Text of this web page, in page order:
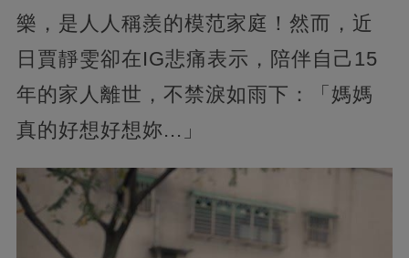
樂，是人人稱羨的模范家庭！然而，近
日賈靜雯卻在IG悲痛表示，陪伴自己15
年的家人離世，不禁淚如雨下：「媽媽
真的好想好想妳...」